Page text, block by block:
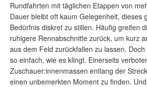
Rundfahrten mit täglichen Etappen von
Dauer bleibt oft kaum Gelegenheit, dieses
Bedürfnis diskret zu stillen. Häufig greifen
ruhigere Rennabschnitte zurück, um kurz
aus dem Feld zurückfallen zu lassen.
so einfach, wie es klingt. Einerseits
Zuschauer:innenmassen entlang der
einen unbemerkten Moment zu finden.